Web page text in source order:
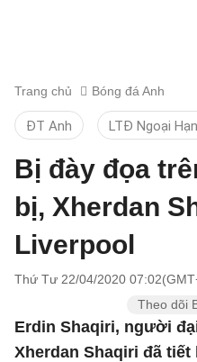
Trang chủ Bóng đá Anh
ĐT Anh LTĐ Ngoại
Bị đày đọa
bị, Xherdan
Liverpool
Thứ Tư 22/04/2020
Theo dõi
Erdin Shaqiri, người
Xherdan Shaqiri đã